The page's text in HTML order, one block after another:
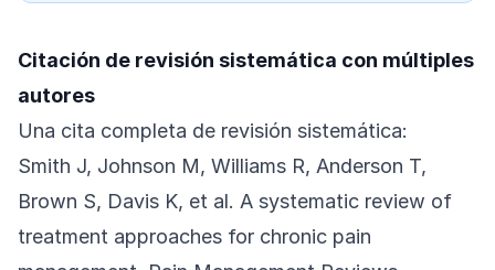
Citación de revisión sistemática con múltiples
autores
Una cita completa de revisión sistemática:
Smith J, Johnson M, Williams R, Anderson T,
Brown S, Davis K, et al. A systematic review of
treatment approaches for chronic pain